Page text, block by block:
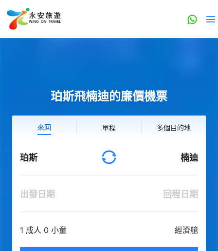
珀斯飛楠迪的廉價機票
來回 單程 多個目的地
珀斯 楠迪
出發日期 回程日期
1 成人 0 小童 經濟艙